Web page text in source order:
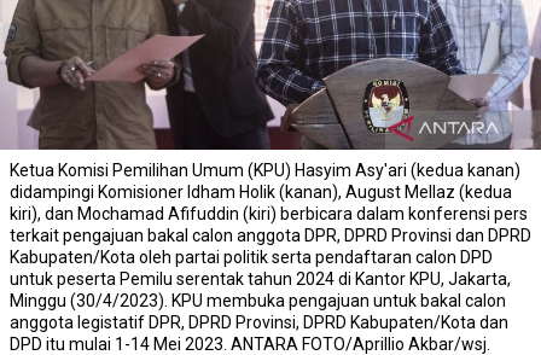
Ketua Komisi Pemilihan Umum (KPU) Hasyim Asy'ari (kedua kanan)
didampingi Komisioner Idham Holik (kanan), August Mellaz (kedua
kiri), dan Mochamad Afifuddin (kiri) berbicara dalam konferensi pers
terkait pengajuan bakal calon anggota DPR, DPRD Provinsi dan DPRD
Kabupaten/Kota oleh partai politik serta pendaftaran calon DPD
untuk peserta Pemilu serentak tahun 2024 di Kantor KPU, Jakarta,
Minggu (30/4/2023). KPU membuka pengajuan untuk bakal calon
anggota legistatif DPR, DPRD Provinsi, DPRD Kabupaten/Kota dan
DPD itu mulai 1-14 Mei 2023. ANTARA FOTO/Aprillio Akbar/wsj.